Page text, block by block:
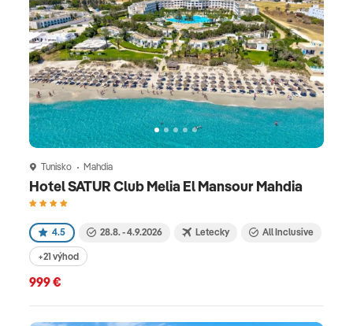
Tunisko Mahdia
Hotel SATUR Club Melia El Mansour Mahdia
4.5 28.8. - 4.9.2026 Letecky All Inclusive
+21 výhod
999 €